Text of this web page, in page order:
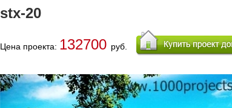
stx-20
Цена проекта: 132700 руб.